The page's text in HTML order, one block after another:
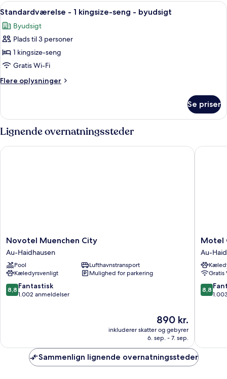
Indlæs
alle
billeder
af
Standardværelse
-
1
kingsize-
-
byudsigt
Et moderne hotelværelse med en
5
Standardværelse - 1 kingsize-seng - byudsigt
Byudsigt
Plads til 3 personer
1 kingsize-seng
Gratis Wi-Fi
Flere oplysninger
Flere
-
kingsize-
-
Se priser
Lignende overnatningssteder
Novotel
Muenchen
City
Au-
Haidhausen
Novotel Muenchen City
Au-Haidhausen
Pool
Lufthavnstransport
Kæledyrsvenligt
Mulighed for parkering
8.8
ud
8,8 Fantastisk
1.002 anmeldelser
Prisen
er
890 kr.
890 kr.
inkluderer skatter og gebyrer
6. sep. - 7. sep.
Novotel Muenchen City
Motel
One
Au-
Motel
Au-
Gratis
8.8
ud
8,8
Motel
Sammenlign lignende overnatningssteder